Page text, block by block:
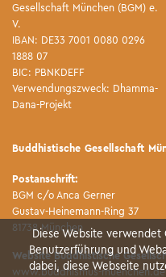
Gesellschaft München (BGM) e.
V.
IBAN: DE33 7001 0080 0296
1888 07
BIC: PBNKDEFF
Verwendungszweck: Dhamma-
Dana-Projekt
Buddhistische Gesellschaft
Postanschrift:
BGM c/o Anca Gerner
Gustav-Heinemann-Ring 37
81738 München
Website Buddhistische
www.buddhismus-muenchen.de
Diese Website verwendet
Benutzerführung und
dabei, diese Webseite